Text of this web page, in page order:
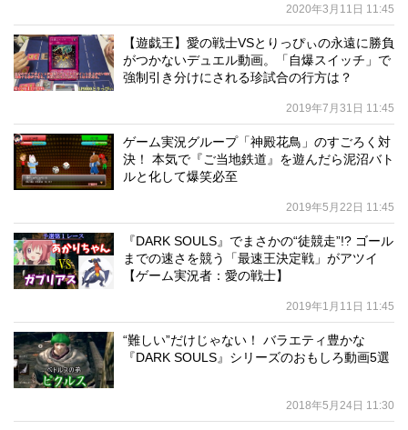
2020年3月11日 11:45
【遊戯王】愛の戦士VSとりっぴぃの永遠に勝負
がつかないデュエル動画。「自爆スイッチ」で
強制引き分けにされる珍試合の行方は？
2019年7月31日 11:45
ゲーム実況グループ「神殿花鳥」のすごろく対
決！ 本気で『ご当地鉄道』を遊んだら泥沼バト
ルと化して爆笑必至
2019年5月22日 11:45
『DARK SOULS』でまさかの“徒競走”!? ゴール
までの速さを競う「最速王決定戦」がアツイ
【ゲーム実況者：愛の戦士】
2019年1月11日 11:45
“難しい”だけじゃない！ バラエティ豊かな
『DARK SOULS』シリーズのおもしろ動画5選
2018年5月24日 11:30